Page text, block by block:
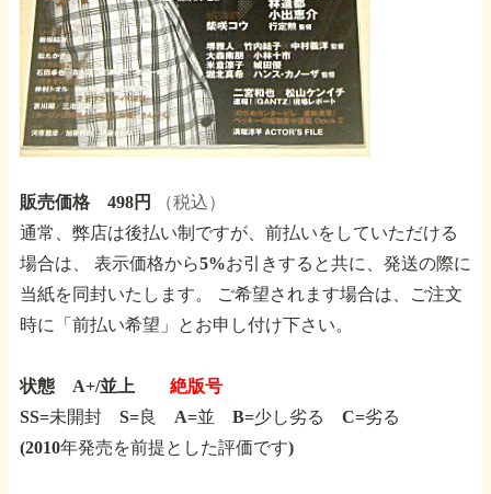
販売価格 498円
（税込）
通常、弊店は後払い制ですが、前払いをしていただける
場合は、
表示価格から5%お引きすると共に、発送の際に
当紙を同封いたします。
ご希望されます場合は、ご注文
時に「前払い希望」とお申し付け下さい。
状態 A+/並上
絶版号
SS=未開封 S=良 A=並 B=少し劣る C=劣る
(2010年発売を前提とした評価です)